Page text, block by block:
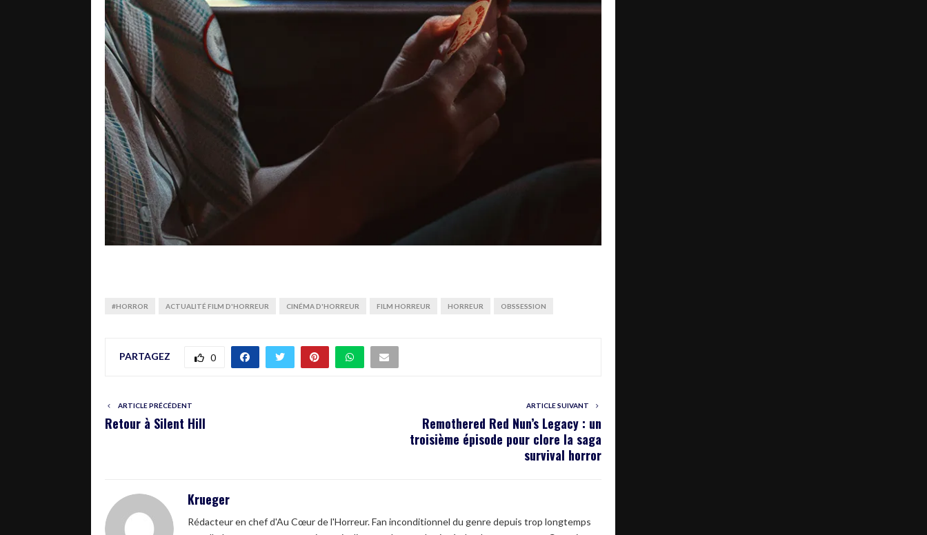
#HORROR ACTUALITÉ FILM D'HORREUR CINÉMA D'HORREUR FILM HORREUR HORREUR OBSSESSION
PARTAGEZ 0
ARTICLE PRÉCÉDENT
Retour à Silent Hill
ARTICLE SUIVANT
Remothered Red Nun’s Legacy : un
troisième épisode pour clore la saga
survival horror
Krueger
Rédacteur en chef d'Au Cœur de l'Horreur. Fan inconditionnel du genre depuis trop longtemps